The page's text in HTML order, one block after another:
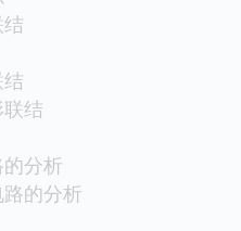
结
分析
的分析